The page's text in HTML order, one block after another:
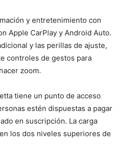
y entretenimiento con
Apple CarPlay y Android Auto.
y las perillas de ajuste,
controles de gestos para
zoom.
tiene un punto de acceso
estén dispuestas a pagar
en suscripción. La carga
los dos niveles superiores de